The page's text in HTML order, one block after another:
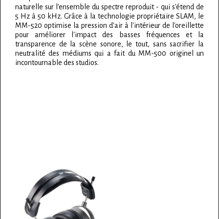
naturelle sur l'ensemble du spectre reproduit - qui s'étend de
5 Hz à 50 kHz. Grâce à la technologie propriétaire SLAM, le
MM-520 optimise la pression d'air à l'intérieur de l'oreillette
pour améliorer l'impact des basses fréquences et la
transparence de la scène sonore, le tout, sans sacrifier la
neutralité des médiums qui a fait du MM-500 originel un
incontournable des studios.